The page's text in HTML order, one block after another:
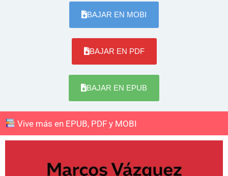
BAJAR EN MOBI
BAJAR EN PDF
BAJAR EN EPUB
Vive más en EPUB, PDF y MOBI